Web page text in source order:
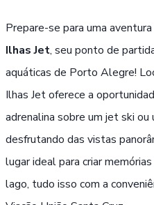
Prepare-se para uma
Ilhas Jet, seu ponto de
aquáticas de Porto Alegre!
Ilhas Jet oferece a
adrenalina sobre um jet ski
desfrutando das vistas
lugar ideal para criar
lago, tudo isso com a